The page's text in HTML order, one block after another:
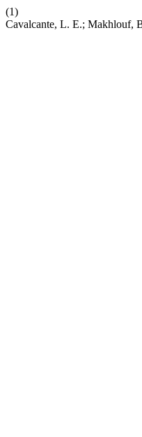
(1)
Cavalcante, L. E.; Makhlouf,